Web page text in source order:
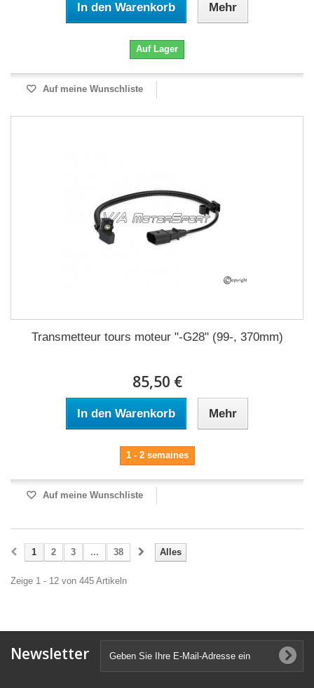
In den Warenkorb Mehr
Auf Lager
Auf meine Wunschliste
Transmetteur tours moteur "-G28" (99-, 370mm)
85,50 €
In den Warenkorb Mehr
1 - 2 semaines
Auf meine Wunschliste
Alles
1 2 3 ... 38
Zeige 1 - 12 von 445 Artikeln
Newsletter